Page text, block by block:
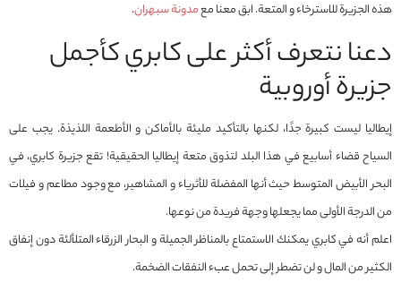
هذه الجزيرة للاسترخاء و المتعة. ابق معنا معمدونة سبهران.
دعنا نتعرف أكثر على كابري كأجمل
جزيرة أوروبية
إيطاليا ليست كبيرة جدًا، لكنها بالتأكيد مليئة بالأماكن و الأطعمة اللذيذة. يجب على
السياح قضاء أسابيع في هذا البلد لتذوق متعة إيطاليا الحقيقية! تقع جزيرة كابري، في
البحر الأبيض المتوسط ​​حيث أنها المفضلة للأثرياء و المشاهير، مع وجود مطاعم و فيلات
من الدرجة الأولى مما يجعلها وجهة فريدة من نوعها.
اعلم أنه في كابري يمكنك الاستمتاع بالمناظر الجميلة و البحار الزرقاء المتلألئة دون إنفاق
الكثير من المال و لن تضطر إلى تحمل عبء النفقات الضخمة.